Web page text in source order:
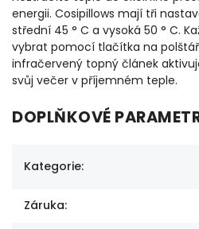
energii. Cosipillows mají tři
střední 45 ° C a vysoká 50 ° C.
vybrat pomocí tlačítka na
infračervený topný článek
svůj večer v příjemném teple.
DOPLŇKOVÉ
Kategorie:
Záruka: